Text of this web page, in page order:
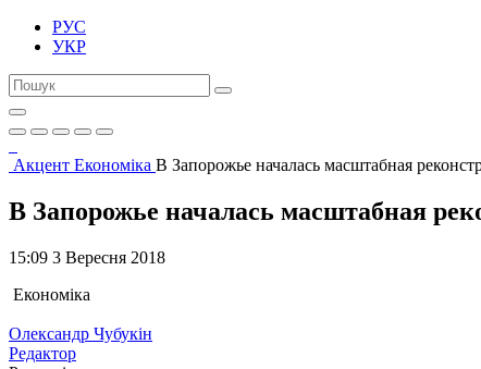
РУС
УКР
Акцент Економіка В Запорожье началась масштабная
В Запорожье началась масштабная
15:09 3 Вересня 2018
Економіка
Олександр Чубукін
Редактор